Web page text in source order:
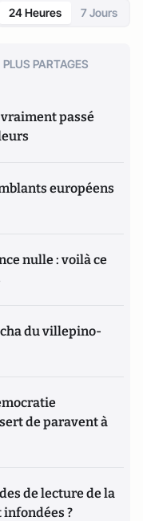
24 Heures 7 Jours
PLUS PARTAGES
passé
européens
nulle : voilà ce
du villepino-
de paravent à
de lecture de la
?